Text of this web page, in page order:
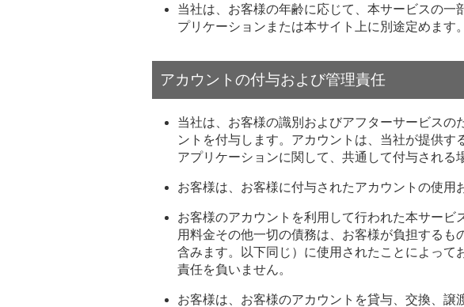
当社は、お客様の年齢に応じて、本サービスの
プリケーションまたは本サイト上に別途定めます。
アカウントの付与および管理責任
当社は、お客様の識別およびアフターサービス
ントを付与します。アカウントは、当社が提供
アプリケーションに関して、共通して付与される
お客様は、お客様に付与されたアカウントの使用
お客様のアカウントを利用して行われた本サー
用料金その他一切の債務は、お客様が負担する
含みます。以下同じ）に使用されたことによっ
責任を負いません。
お客様は、お客様のアカウントを貸与、交換、